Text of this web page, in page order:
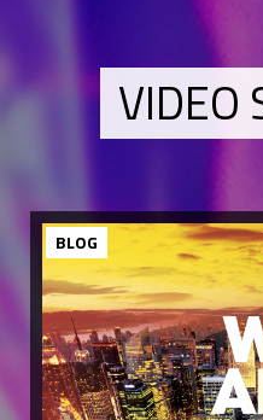
VIDEO
BLOG